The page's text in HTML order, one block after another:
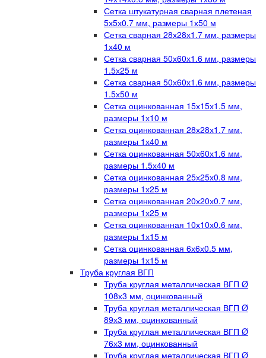
Сетка штукатурная сварная плетеная
5х5х0.7 мм, размеры 1х50 м
Сетка сварная 28х28х1.7 мм, размеры
1х40 м
Сетка сварная 50х60х1.6 мм, размеры
1.5х25 м
Сетка сварная 50х60х1.6 мм, размеры
1.5х50 м
Сетка оцинкованная 15х15х1.5 мм,
размеры 1х10 м
Сетка оцинкованная 28х28х1.7 мм,
размеры 1х40 м
Сетка оцинкованная 50х60х1.6 мм,
размеры 1.5х40 м
Сетка оцинкованная 25х25х0.8 мм,
размеры 1х25 м
Сетка оцинкованная 20х20х0.7 мм,
размеры 1х25 м
Сетка оцинкованная 10х10х0.6 мм,
размеры 1х15 м
Сетка оцинкованная 6х6х0.5 мм,
размеры 1х15 м
Труба круглая ВГП
Труба круглая металлическая ВГП Ø
108х3 мм, оцинкованный
Труба круглая металлическая ВГП Ø
89х3 мм, оцинкованный
Труба круглая металлическая ВГП Ø
76х3 мм, оцинкованный
Труба круглая металлическая ВГП Ø